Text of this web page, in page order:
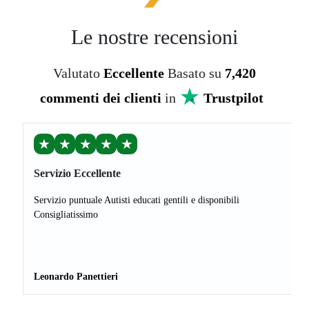
Le nostre recensioni
Valutato Eccellente Basato su 7,420
commenti dei clienti in Trustpilot
★ ★ ★ ★ ★
Servizio Eccellente
Servizio puntuale Autisti educati gentili e disponibili
Consigliatissimo
Leonardo Panettieri